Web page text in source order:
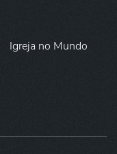
Igreja no Mundo